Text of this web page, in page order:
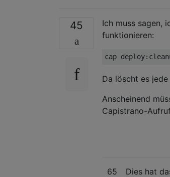
45
Ich muss sagen,
funktionieren:
cap deploy:
Da löscht es
Anscheinend
Capistrano-
65 Dies hat